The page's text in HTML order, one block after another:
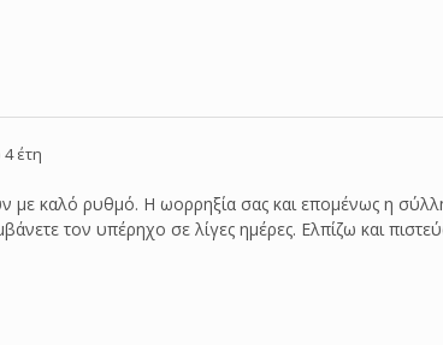
έτη
με καλό ρυθμό. Η ωορρηξία σας και επομένως η
τον υπέρηχο σε λίγες ημέρες. Ελπίζω και